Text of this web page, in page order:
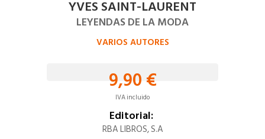
YVES SAINT-LAURENT
LEYENDAS DE LA MODA
VARIOS AUTORES
9,90 €
IVA incluido
Editorial:
RBA LIBROS, S.A